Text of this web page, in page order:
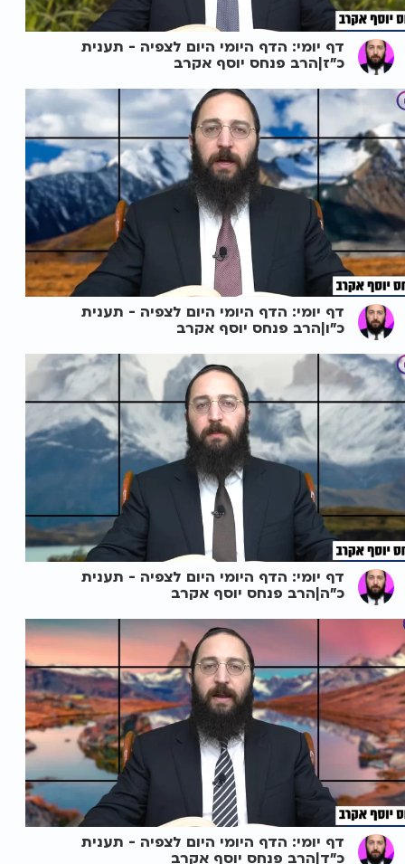
דף יומי: הדף היומי היום לצפיה - תענית
כ"ז|הרב פנחס יוסף אקרב
דף יומי: הדף היומי היום לצפיה - תענית
כ"ו|הרב פנחס יוסף אקרב
דף יומי: הדף היומי היום לצפיה - תענית
כ"ה|הרב פנחס יוסף אקרב
דף יומי: הדף היומי היום לצפיה - תענית
כ"ד|הרב פנחס יוסף אקרב